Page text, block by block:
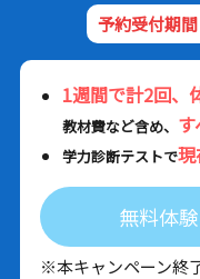
予約受付期
1週間で計2回、
教材費など含め、
学力診断テストで
無料体
※本キャンペーン終了